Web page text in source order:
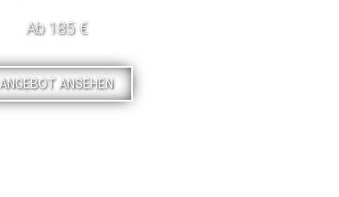
Ab 185 €
ANGEBOT ANSEHEN